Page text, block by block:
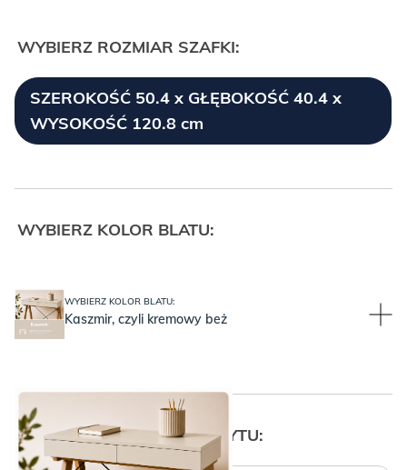
WYBIERZ ROZMIAR SZAFKI:
SZEROKOŚĆ 50.4 x GŁĘBOKOŚĆ 40.4 x
WYSOKOŚĆ 120.8 cm
WYBIERZ KOLOR BLATU:
WYBIERZ KOLOR BLATU:
Kaszmir, czyli kremowy beż
WYBIERZ KSZTAŁT UCHWYTU: